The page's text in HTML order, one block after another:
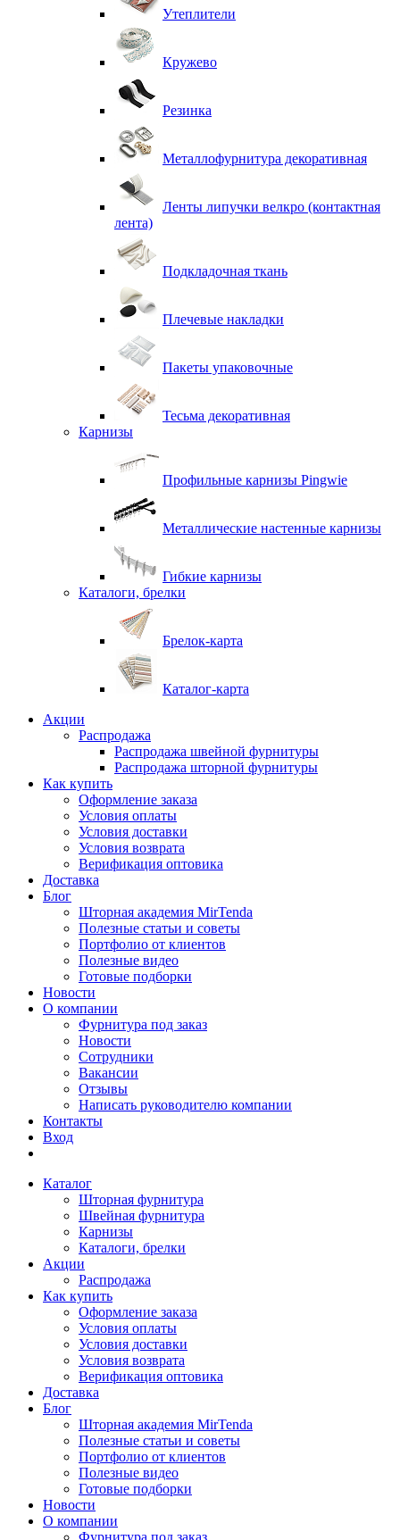
Утеплители
Кружево
Резинка
Металлофурнитура декоративная
Ленты липучки велкро (контактная
лента)
Подкладочная ткань
Плечевые накладки
Пакеты упаковочные
Тесьма декоративная
Карнизы
Профильные карнизы Pingwie
Металлические настенные карнизы
Гибкие карнизы
Каталоги, брелки
Брелок-карта
Каталог-карта
Акции
Распродажа
Распродажа швейной фурнитуры
Распродажа шторной фурнитуры
Как купить
Оформление заказа
Условия оплаты
Условия доставки
Условия возврата
Верификация оптовика
Доставка
Блог
Шторная академия MirTenda
Полезные статьи и советы
Портфолио от клиентов
Полезные видео
Готовые подборки
Новости
О компании
Фурнитура под заказ
Новости
Сотрудники
Вакансии
Отзывы
Написать руководителю компании
Контакты
Вход
Каталог
Шторная фурнитура
Швейная фурнитура
Карнизы
Каталоги, брелки
Акции
Распродажа
Как купить
Оформление заказа
Условия оплаты
Условия доставки
Условия возврата
Верификация оптовика
Доставка
Блог
Шторная академия MirTenda
Полезные статьи и советы
Портфолио от клиентов
Полезные видео
Готовые подборки
Новости
О компании
Фурнитура под заказ